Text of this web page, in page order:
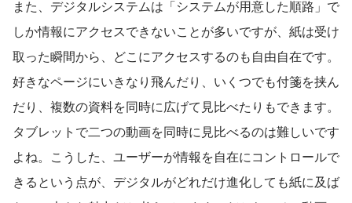
また、デジタルシステムは「システムが用意した順路」で
しか情報にアクセスできないことが多いですが、紙は受け
取った瞬間から、どこにアクセスするのも自由自在です。
好きなページにいきなり飛んだり、いくつでも付箋を挟ん
だり、複数の資料を同時に広げて見比べたりもできます。
タブレットで二つの動画を同時に見比べるのは難しいです
よね。こうした、ユーザーが情報を自在にコントロールで
きるという点が、デジタルがどれだけ進化しても紙に及ば